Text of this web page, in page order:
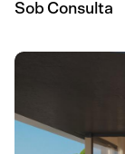
Sob Consulta